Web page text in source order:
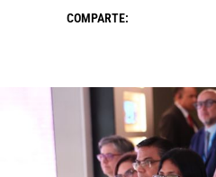
COMPARTE: